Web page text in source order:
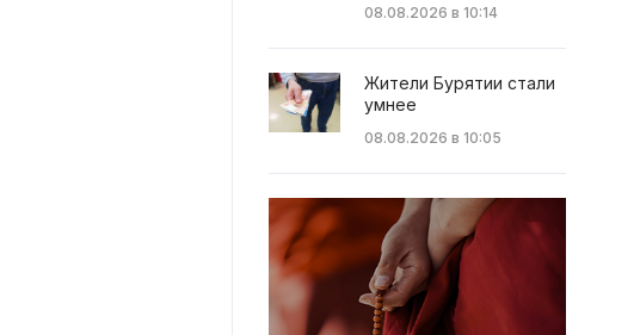
08.08.2026 в 10:14
Жители Бурятии стали
умнее
08.08.2026 в 10:05